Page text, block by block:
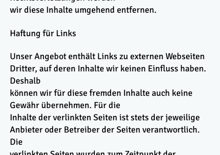
wir diese Inhalte umgehend entfernen.
Haftung für Links
Unser Angebot enthält Links zu externen Webseiten
Dritter, auf deren Inhalte wir keinen Einfluss haben.
Deshalb
können wir für diese fremden Inhalte auch keine
Gewähr übernehmen. Für die
Inhalte der verlinkten Seiten ist stets der jeweilige
Anbieter oder Betreiber der Seiten verantwortlich.
Die